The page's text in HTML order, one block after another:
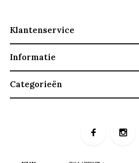
Klantenservice
Informatie
Categorieën